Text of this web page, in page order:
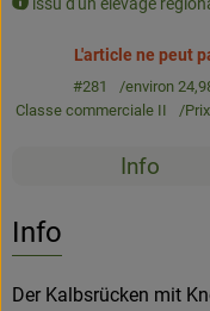
Qui sommes nous
Nouveau
issu d'un élevage
L'article ne peut
#281 environ
Classe commerciale II
Info
Info
Der Kalbsrücken mit